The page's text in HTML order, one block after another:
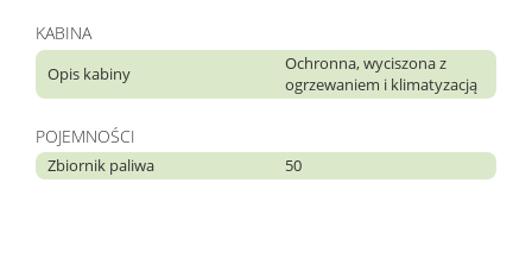
KABINA
Opis kabiny
Ochronna, wyciszona z
ogrzewaniem i klimatyzacją
POJEMNOŚCI
Zbiornik paliwa 50